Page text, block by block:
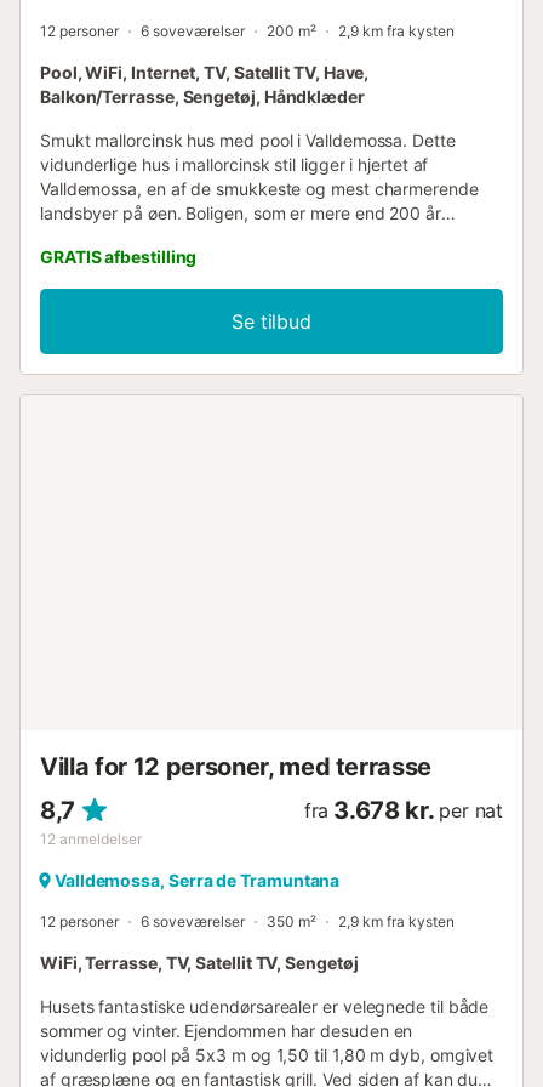
12 personer 6 soveværelser 200 m² 2,9 km fra kysten
Pool, WiFi, Internet, TV, Satellit TV, Have,
Balkon/Terrasse, Sengetøj, Håndklæder
Smukt mallorcinsk hus med pool i Valldemossa. Dette
vidunderlige hus i mallorcinsk stil ligger i hjertet af
Valldemossa, en af de smukkeste og mest charmerende
landsbyer på øen. Boligen, som er mere end 200 år
bevarer den stil, der kendetegner denne type huse, og
kombinerer moderne design med fuldt restaurerede
antikke møbler. Huset er fuldt udstyret og har alt, hvad du
behøver for at tilbringe en vidunderlig ferie på øen. Det har
også en pool, have og flere terrasser, hvor du kan nyde
GRATIS afbestilling
Se tilbud
Villa for 12 personer, med terrasse
8,7
12 anmeldelser
fra 3.678 kr. per nat
Valldemossa, Serra de Tramuntana
12 personer 6 soveværelser 350 m² 2,9 km fra kysten
WiFi, Terrasse, TV, Satellit TV, Sengetøj
Husets fantastiske udendørsarealer er velegnede til både
sommer og vinter. Ejendommen har desuden en
vidunderlig pool på 5x3 m og 1,50 til 1,80 m dyb, omgivet
af græsplæne og en fantastisk grill. Ved siden af kan du